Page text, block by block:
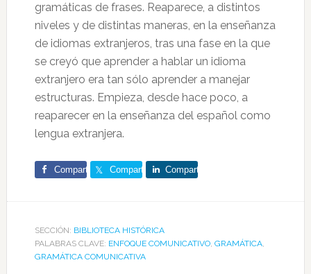
gramáticas de frases. Reaparece, a distintos
niveles y de distintas maneras, en la enseñanza
de idiomas extranjeros, tras una fase en la que
se creyó que aprender a hablar un idioma
extranjero era tan sólo aprender a manejar
estructuras. Empieza, desde hace poco, a
reaparecer en la enseñanza del español como
lengua extranjera.
Comparte Comparte Comparte
SECCIÓN: BIBLIOTECA HISTÓRICA
PALABRAS CLAVE: ENFOQUE COMUNICATIVO, GRAMÁTICA,
GRAMÁTICA COMUNICATIVA